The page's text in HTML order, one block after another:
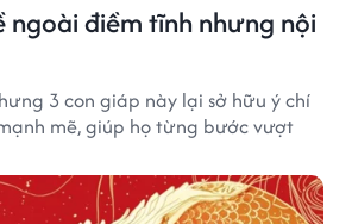
ngoài điềm tĩnh nhưng nội
3 con giáp này lại sở hữu ý chí
mẽ, giúp họ từng bước vượt